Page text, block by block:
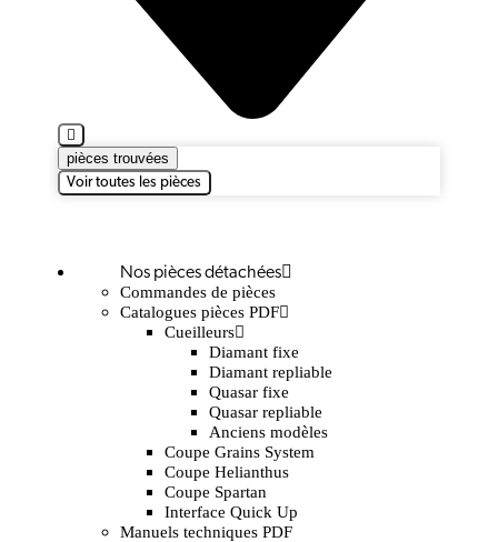
pièces trouvées
Voir toutes les pièces
Nos pièces détachées
Commandes de pièces
Catalogues pièces PDF
Cueilleurs
Diamant fixe
Diamant repliable
Quasar fixe
Quasar repliable
Anciens modèles
Coupe Grains System
Coupe Helianthus
Coupe Spartan
Interface Quick Up
Manuels techniques PDF